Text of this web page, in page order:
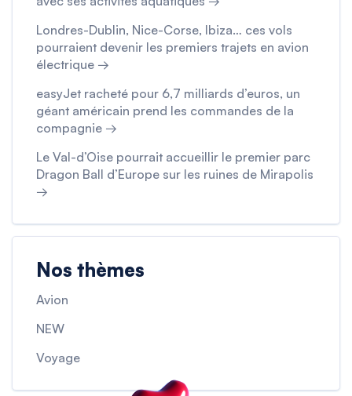
Londres-Dublin, Nice-Corse, Ibiza… ces vols
pourraient devenir les premiers trajets en avion
électrique →
easyJet racheté pour 6,7 milliards d’euros, un
géant américain prend les commandes de la
compagnie →
Le Val-d’Oise pourrait accueillir le premier parc
Dragon Ball d’Europe sur les ruines de Mirapolis
→
Nos thèmes
Avion
NEW
Voyage